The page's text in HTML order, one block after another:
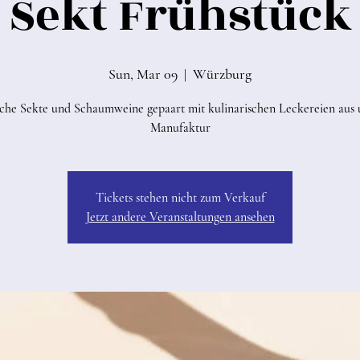
Sekt Frühstück
Sun, Mar 09
  |
Würzburg
Sekte und Schaumweine gepaart mit kulinarischen Leckereien aus
Manufaktur
Tickets stehen nicht zum Verkauf
Jetzt andere Veranstaltungen ansehen